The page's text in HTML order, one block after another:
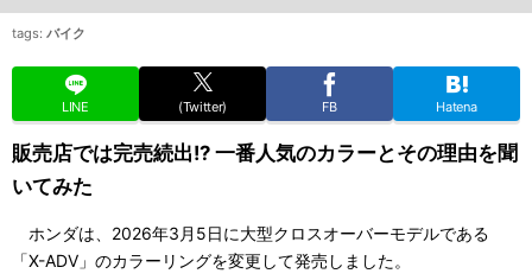
tags: バイク
LINE (Twitter) FB Hatena
販売店では完売続出!? 一番人気のカラーとその理由を聞
いてみた
ホンダは、2026年3月5日に大型クロスオーバーモデルである
「X-ADV」のカラーリングを変更して発売しました。